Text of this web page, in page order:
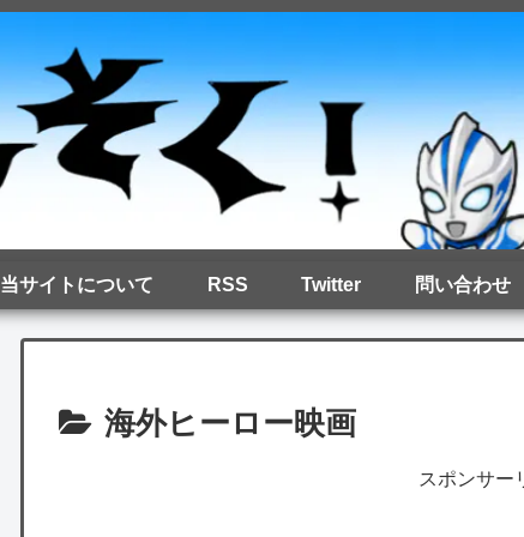
当サイトについて RSS Twitter 問い合わせ
海外ヒーロー映画
スポンサー